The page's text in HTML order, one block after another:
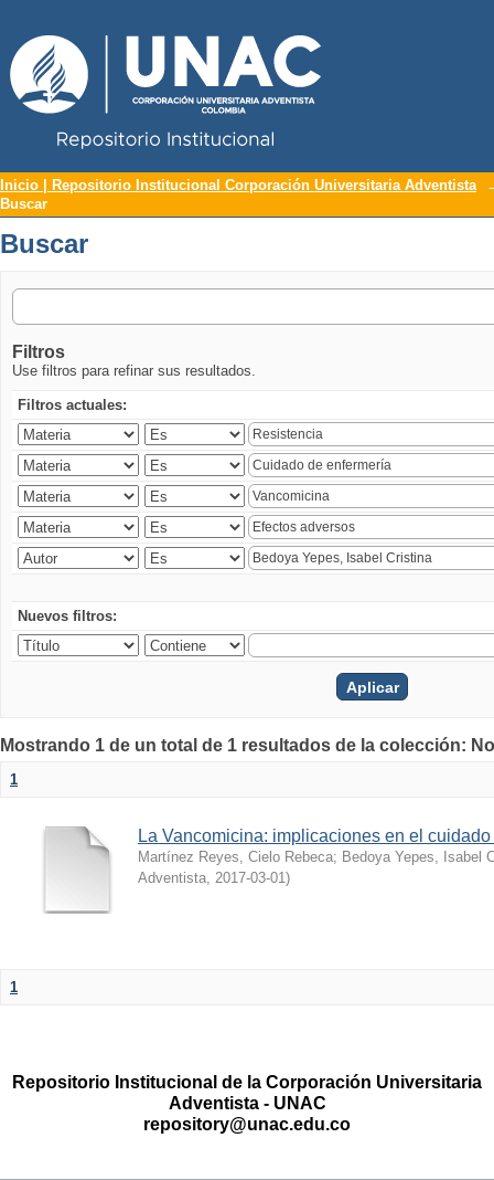
Buscar
Inicio | Repositorio Institucional Corporación Universitaria Adventista
Buscar
Buscar
Filtros
Use filtros para refinar sus resultados.
Filtros actuales:
Nuevos filtros:
Mostrando 1 de un total de 1 resultados de la colección:
1
La Vancomicina: implicaciones en el
Martínez Reyes, Cielo Rebeca; Bedoya Yepes, Isabel
Adventista, 2017-03-01)
1
Repositorio Institucional de la Corporación Universitaria
Adventista - UNAC
repository@unac.edu.co